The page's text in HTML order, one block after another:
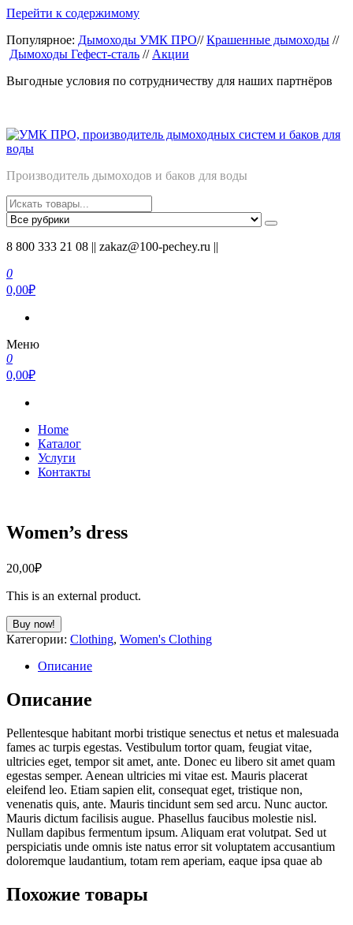
Перейти к содержимому
Популярное: Дымоходы УМК ПРО//Крашенные дымоходы //
Дымоходы Гефест-сталь // Акции
Выгодные условия по сотрудничеству для наших партнёров
Производитель дымоходов и баков для воды
8 800 333 21 08 || zakaz@100-pechey.ru ||
0
0,00₽
Меню
0
0,00₽
Home
Каталог
Услуги
Контакты
Women’s dress
20,00₽
This is an external product.
Buy now!
Категории: Clothing, Women's Clothing
Описание
Описание
Pellentesque habitant morbi tristique senectus et netus et malesuada
fames ac turpis egestas. Vestibulum tortor quam, feugiat vitae,
ultricies eget, tempor sit amet, ante. Donec eu libero sit amet quam
egestas semper. Aenean ultricies mi vitae est. Mauris placerat
eleifend leo. Etiam sapien elit, consequat eget, tristique non,
venenatis quis, ante. Mauris tincidunt sem sed arcu. Nunc auctor.
Mauris dictum facilisis augue. Phasellus faucibus molestie nisl.
Nullam dapibus fermentum ipsum. Aliquam erat volutpat. Sed ut
perspiciatis unde omnis iste natus error sit voluptatem accusantium
doloremque laudantium, totam rem aperiam, eaque ipsa quae ab
Похожие товары